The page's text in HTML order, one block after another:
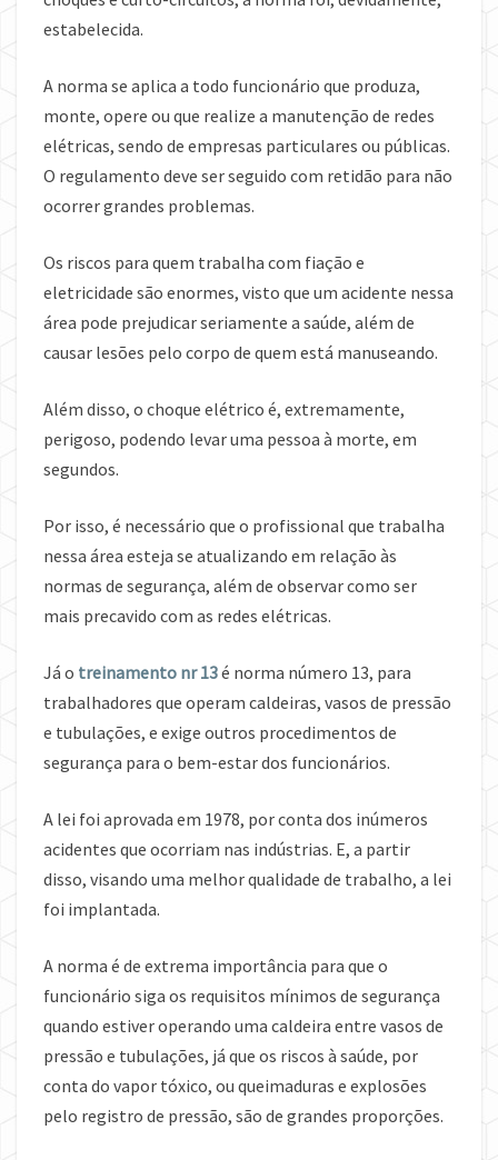
estabelecida.
A norma se aplica a todo funcionário que produza,
monte, opere ou que realize a manutenção de redes
elétricas, sendo de empresas particulares ou públicas.
O regulamento deve ser seguido com retidão para não
ocorrer grandes problemas.
Os riscos para quem trabalha com fiação e
eletricidade são enormes, visto que um acidente nessa
área pode prejudicar seriamente a saúde, além de
causar lesões pelo corpo de quem está manuseando.
Além disso, o choque elétrico é, extremamente,
perigoso, podendo levar uma pessoa à morte, em
segundos.
Por isso, é necessário que o profissional que trabalha
nessa área esteja se atualizando em relação às
normas de segurança, além de observar como ser
mais precavido com as redes elétricas.
Já o treinamento nr 13é norma número 13, para
trabalhadores que operam caldeiras, vasos de pressão
e tubulações, e exige outros procedimentos de
segurança para o bem-estar dos funcionários.
A lei foi aprovada em 1978, por conta dos inúmeros
acidentes que ocorriam nas indústrias. E, a partir
disso, visando uma melhor qualidade de trabalho, a lei
foi implantada.
A norma é de extrema importância para que o
funcionário siga os requisitos mínimos de segurança
quando estiver operando uma caldeira entre vasos de
pressão e tubulações, já que os riscos à saúde, por
conta do vapor tóxico, ou queimaduras e explosões
pelo registro de pressão, são de grandes proporções.